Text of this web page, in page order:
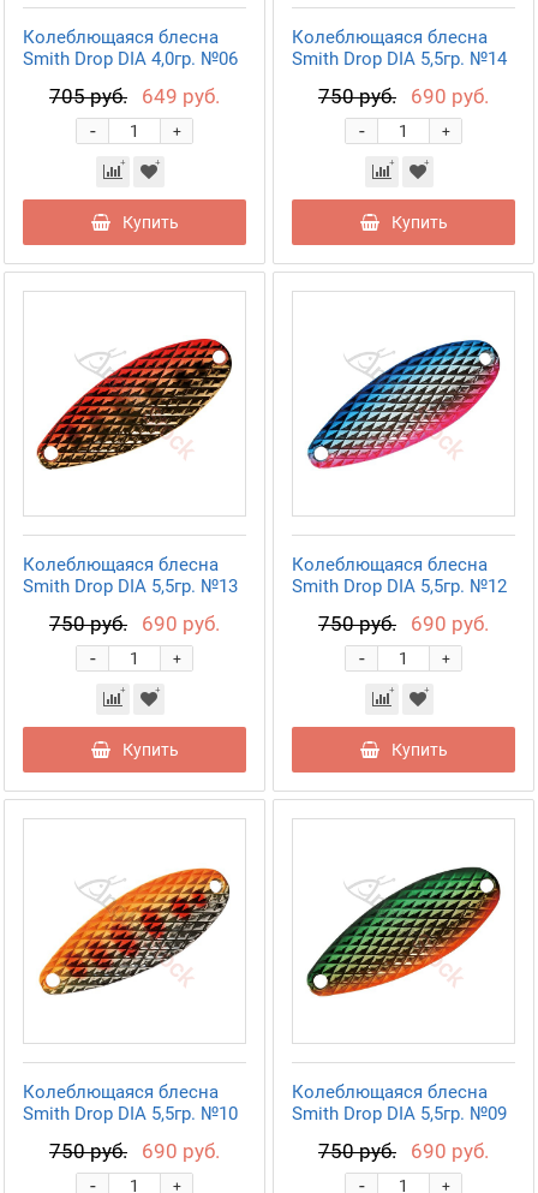
Колеблющаяся блесна
Smith Drop DIA 4,0гр. №06
705 руб. 649 руб.
+
-
Купить
Колеблющаяся блесна
Smith Drop DIA 5,5гр. №14
750 руб. 690 руб.
+
-
Купить
Колеблющаяся блесна
Smith Drop DIA 5,5гр. №13
750 руб. 690 руб.
+
-
Купить
Колеблющаяся блесна
Smith Drop DIA 5,5гр. №12
750 руб. 690 руб.
+
-
Купить
Колеблющаяся блесна
Smith Drop DIA 5,5гр. №10
750 руб. 690 руб.
+
-
Колеблющаяся блесна
Smith Drop DIA 5,5гр. №09
750 руб. 690 руб.
+
-